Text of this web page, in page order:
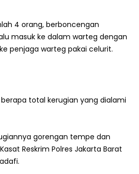
4 orang, berboncengan
masuk ke dalam warteg dengan
penjaga warteg pakai celurit.
total kerugian yang dialami
gorengan tempe dan
Reskrim Polres Jakarta Barat